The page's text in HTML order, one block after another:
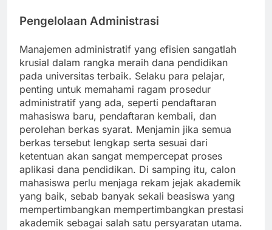
Pengelolaan Administrasi
Manajemen administratif yang efisien sangatlah
krusial dalam rangka meraih dana pendidikan
pada universitas terbaik. Selaku para pelajar,
penting untuk memahami ragam prosedur
administratif yang ada, seperti pendaftaran
mahasiswa baru, pendaftaran kembali, dan
perolehan berkas syarat. Menjamin jika semua
berkas tersebut lengkap serta sesuai dari
ketentuan akan sangat mempercepat proses
aplikasi dana pendidikan. Di samping itu, calon
mahasiswa perlu menjaga rekam jejak akademik
yang baik, sebab banyak sekali beasiswa yang
mempertimbangkan mempertimbangkan prestasi
akademik sebagai salah satu persyaratan utama.